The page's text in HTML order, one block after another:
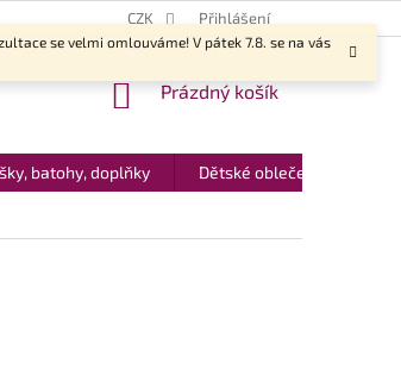
se velmi omlouváme! V pátek 7.8. se na vás
CZK Přihlášení
NÁKUPNÍ
Prázdný košík
batohy, doplňky Dětské oblečení